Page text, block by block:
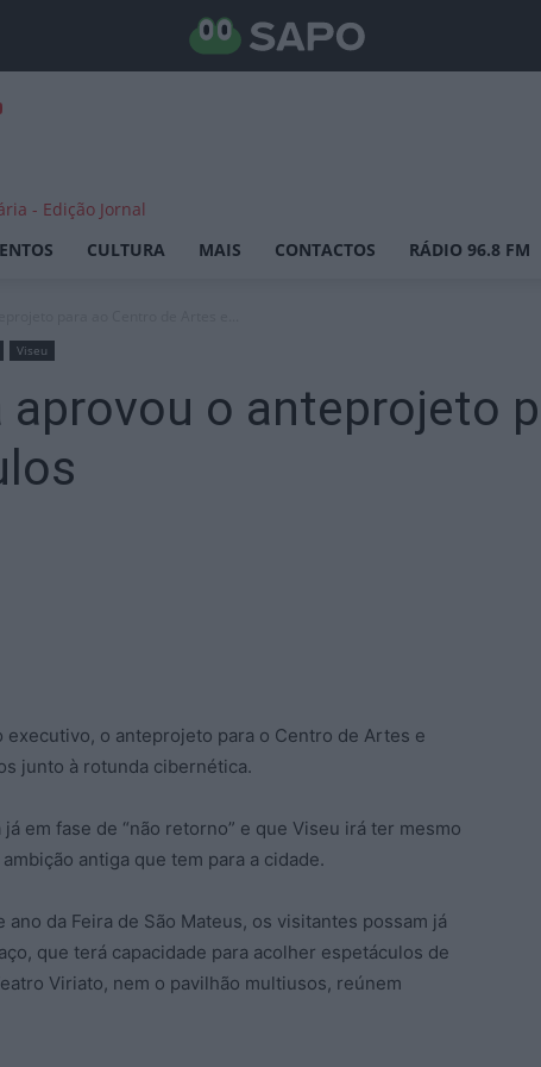
CULTURA MAIS CONTACTOS RÁDIO 96.8 FM
Viseu
aprovou o anteprojeto
executivo, o anteprojeto para o Centro de Artes e
junto à rotunda cibernética.
em fase de “não retorno” e que Viseu irá ter mesmo
antiga que tem para a cidade.
da Feira de São Mateus, os visitantes possam já
que terá capacidade para acolher espetáculos de
Viriato, nem o pavilhão multiusos, reúnem